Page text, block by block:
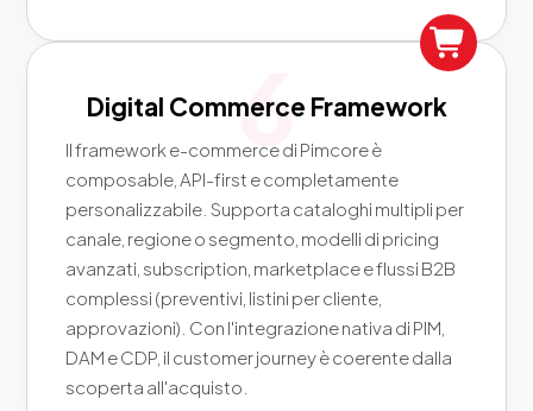
Digital Commerce Framework
Il framework e-commerce di Pimcore è
composable, API-first e completamente
personalizzabile. Supporta cataloghi multipli per
canale, regione o segmento, modelli di pricing
avanzati, subscription, marketplace e flussi B2B
complessi (preventivi, listini per cliente,
approvazioni). Con l'integrazione nativa di PIM,
DAM e CDP, il customer journey è coerente dalla
scoperta all'acquisto.